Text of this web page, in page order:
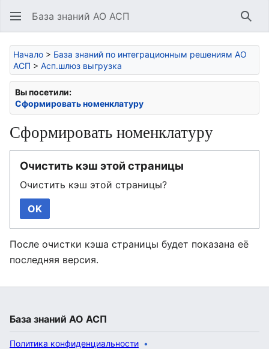
База знаний АО АСП
Начало > База знаний по интеграционным решениям АО
АСП > Асп.шлюз выгрузка
Вы посетили:
Сформировать номенклатуру
Сформировать номенклатуру
Очистить кэш этой страницы
Очистить кэш этой страницы?
OK
После очистки кэша страницы будет показана её
последняя версия.
База знаний АО АСП
Политика конфиденциальности